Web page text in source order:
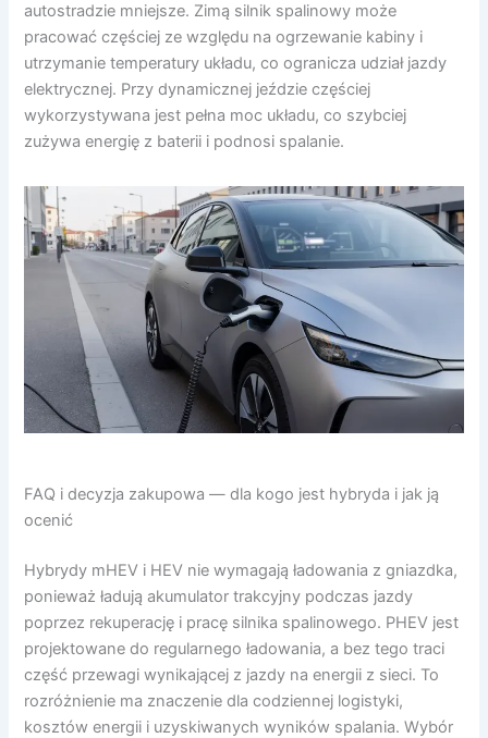
autostradzie mniejsze. Zimą silnik spalinowy może
pracować częściej ze względu na ogrzewanie kabiny i
utrzymanie temperatury układu, co ogranicza udział jazdy
elektrycznej. Przy dynamicznej jeździe częściej
wykorzystywana jest pełna moc układu, co szybciej
zużywa energię z baterii i podnosi spalanie.
FAQ i decyzja zakupowa — dla kogo jest hybryda i jak ją
ocenić
Hybrydy mHEV i HEV nie wymagają ładowania z gniazdka,
ponieważ ładują akumulator trakcyjny podczas jazdy
poprzez rekuperację i pracę silnika spalinowego. PHEV jest
projektowane do regularnego ładowania, a bez tego traci
część przewagi wynikającej z jazdy na energii z sieci. To
rozróżnienie ma znaczenie dla codziennej logistyki,
kosztów energii i uzyskiwanych wyników spalania. Wybór